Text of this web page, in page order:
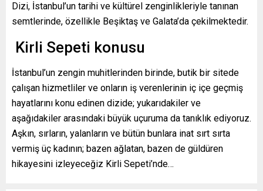
Dizi, İstanbul’un tarihi ve kültürel zenginlikleriyle tanınan
semtlerinde, özellikle Beşiktaş ve Galata’da çekilmektedir.
Kirli Sepeti konusu
İstanbul’un zengin muhitlerinden birinde, butik bir sitede
çalışan hizmetliler ve onların iş verenlerinin iç içe geçmiş
hayatlarını konu edinen dizide; yukarıdakiler ve
aşağıdakiler arasındaki büyük uçuruma da tanıklık ediyoruz.
Aşkın, sırların, yalanların ve bütün bunlara inat sırt sırta
vermiş üç kadının; bazen ağlatan, bazen de güldüren
hikayesini izleyeceğiz Kirli Sepeti’nde…